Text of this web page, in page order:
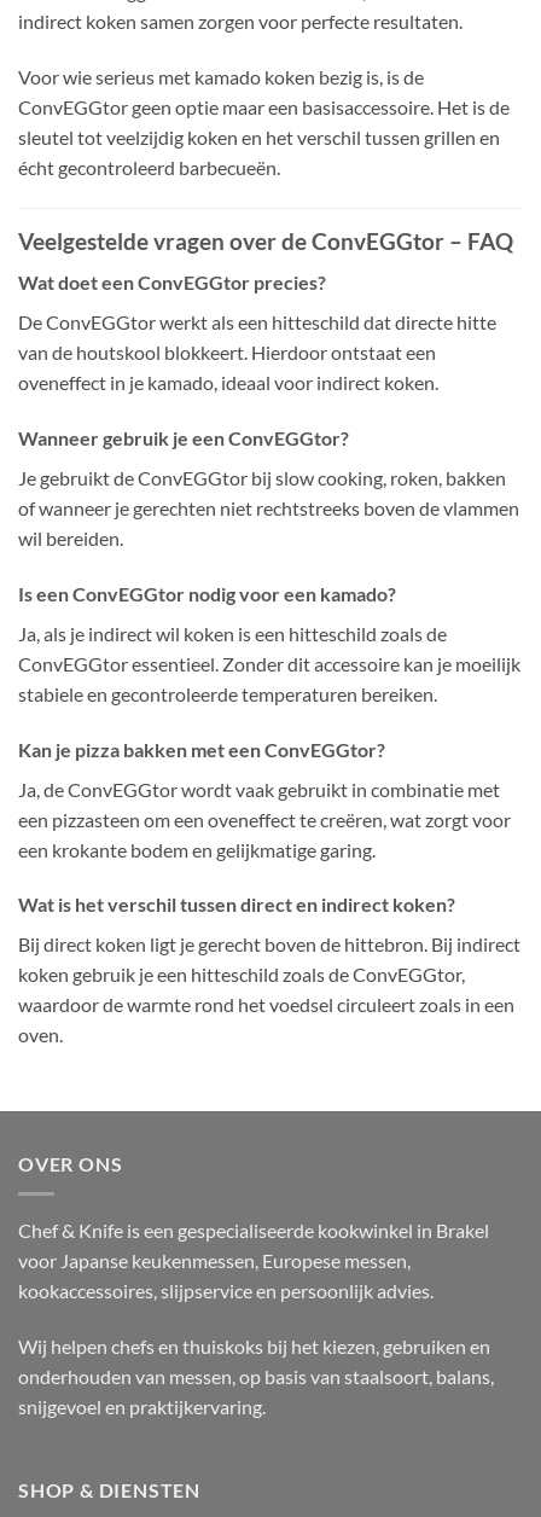
indirect koken samen zorgen voor perfecte resultaten.
Voor wie serieus met kamado koken bezig is, is de
ConvEGGtor geen optie maar een basisaccessoire. Het is de
sleutel tot veelzijdig koken en het verschil tussen grillen en
écht gecontroleerd barbecueën.
Veelgestelde vragen over de ConvEGGtor – FAQ
Wat doet een ConvEGGtor precies?
De ConvEGGtor werkt als een hitteschild dat directe hitte
van de houtskool blokkeert. Hierdoor ontstaat een
oveneffect in je kamado, ideaal voor indirect koken.
Wanneer gebruik je een ConvEGGtor?
Je gebruikt de ConvEGGtor bij slow cooking, roken, bakken
of wanneer je gerechten niet rechtstreeks boven de vlammen
wil bereiden.
Is een ConvEGGtor nodig voor een kamado?
Ja, als je indirect wil koken is een hitteschild zoals de
ConvEGGtor essentieel. Zonder dit accessoire kan je moeilijk
stabiele en gecontroleerde temperaturen bereiken.
Kan je pizza bakken met een ConvEGGtor?
Ja, de ConvEGGtor wordt vaak gebruikt in combinatie met
een pizzasteen om een oveneffect te creëren, wat zorgt voor
een krokante bodem en gelijkmatige garing.
Wat is het verschil tussen direct en indirect koken?
Bij direct koken ligt je gerecht boven de hittebron. Bij indirect
koken gebruik je een hitteschild zoals de ConvEGGtor,
waardoor de warmte rond het voedsel circuleert zoals in een
oven.
OVER ONS
Chef & Knife is een gespecialiseerde kookwinkel in Brakel
voor Japanse keukenmessen, Europese messen,
kookaccessoires, slijpservice en persoonlijk advies.
Wij helpen chefs en thuiskoks bij het kiezen, gebruiken en
onderhouden van messen, op basis van staalsoort, balans,
snijgevoel en praktijkervaring.
SHOP & DIENSTEN